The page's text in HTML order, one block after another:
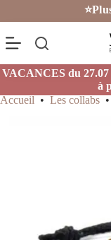
VACANCES du 27.07
à
Accueil • Les collabs •